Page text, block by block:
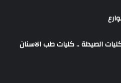
الصيدلة .. كليات طب الاسنان